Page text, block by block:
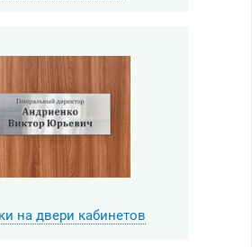
на двери кабинетов